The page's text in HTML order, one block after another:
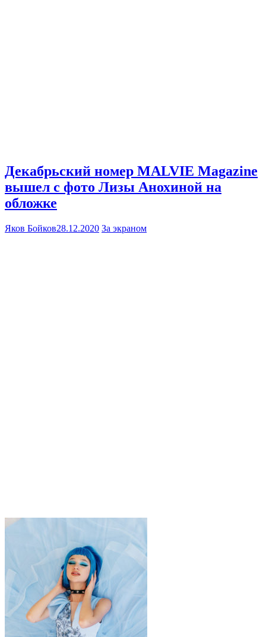
Декабрьский номер MALVIE Magazine
вышел с фото Лизы Анохиной на
обложке
Яков Бойков28.12.2020 За экраном